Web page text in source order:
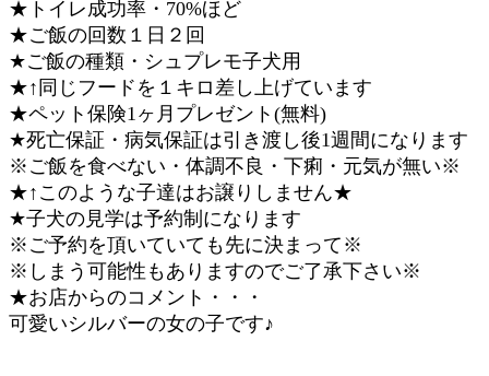
★トイレ成功率・70%ほど
★ご飯の回数１日２回
★ご飯の種類・シュプレモ子犬用
★↑同じフードを１キロ差し上げています
★ペット保険1ヶ月プレゼント(無料)
★死亡保証・病気保証は引き渡し後1週間になります
※ご飯を食べない・体調不良・下痢・元気が無い※
★↑このような子達はお譲りしません★
★子犬の見学は予約制になります
※ご予約を頂いていても先に決まって※
※しまう可能性もありますのでご了承下さい※
★お店からのコメント・・・
可愛いシルバーの女の子です♪